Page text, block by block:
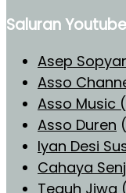
Saluran Youtube
Asep
Asso
Asso Music
Asso Duren
Iyan Desi
Cahaya
Teguh Jiwa